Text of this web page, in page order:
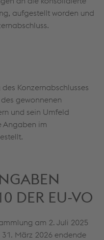
aufgestellt worden und
Konzernabschlusses
gewonnenen
und sein Umfeld
Angaben im
DER EU-VO
am 2. Juli 2025
März 2026 endende